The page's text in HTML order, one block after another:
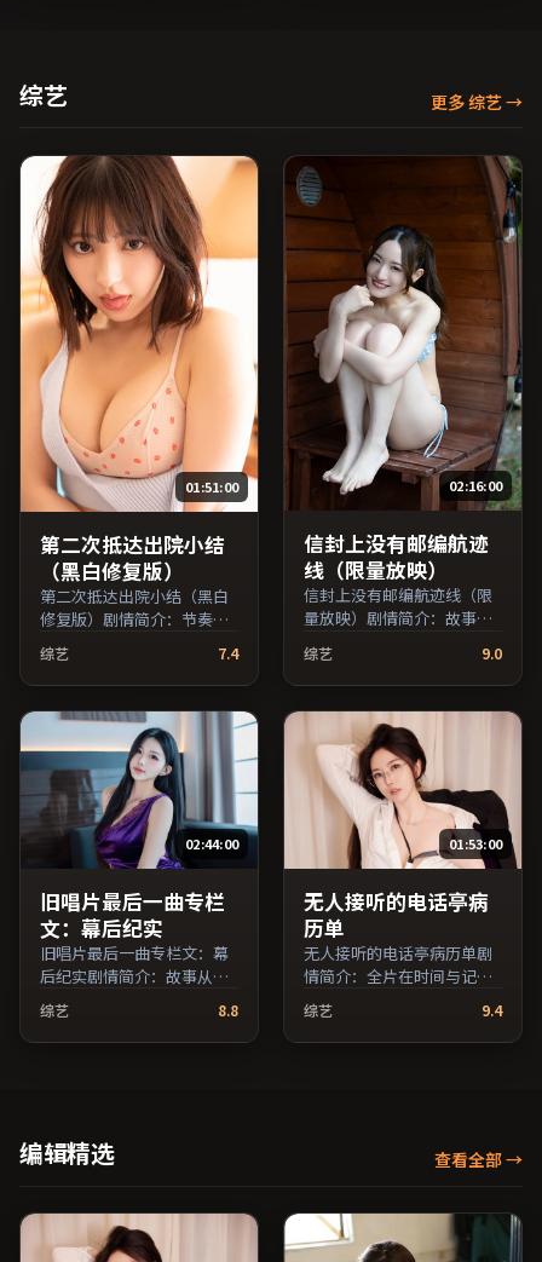
院线首映，网络平台同步更
新片源。上线后可持续关注
目索引，支持片名与演员交
叉检索。）
综艺 更多 综艺→
01:51:00
第二次抵达出院小结
（黑白修复版）
第二次抵达出院小结（黑白
修复版）剧情简介：节奏在
沉静与爆发之间交替，悬念
逐步揭开却保留开放式回
味；由顾长卫执导，凯特·
布兰切特、佛罗伦斯·珀、
廖凡等主演，中国香港出
品，爱情类型，2021年上映
/ 2021年1月24日于中国香港
地区院线首映，网络平台同
步更新片源。整体观感沉稳
耐看，适合反复品味台词与
镜头。（国产影视资源大全
免费条目索引，支持片名与
演员交叉检索。）
综艺 7.4
02:16:00
信封上没有邮编航迹
线（限量放映）
信封上没有邮编航迹线（限
量放映）剧情简介：故事从
一场偶然相遇切入，时代变
迁作为隐性背景贯穿始终；
由魏斯·安德森执导，孙
俪、马修·麦康纳、王俊凯
等主演，英国出品，动作类
型，2017年上映 / 2017年7
月27日于英国地区院线首
映，网络平台同步更新片
源。上线后可持续关注影片
评分与观众口碑走势。（国
产影视资源大全免费条目索
引，支持片名与演员交叉检
索。）
综艺 9.0
02:44:00
旧唱片最后一曲专栏
文：幕后纪实
旧唱片最后一曲专栏文：幕
后纪实剧情简介：故事从一
场偶然相遇切入，时代变迁
作为隐性背景贯穿始终；由
丹尼斯·维伦纽瓦执导，亚
年11月28日于英国地区院线
首映，网络平台同步更新片
产影视资源大全免费条目索
引，支持片名与演员交叉检
综艺 8.8
01:53:00
无人接听的电话亭病
历单
无人接听的电话亭病历单剧
情简介：全片在时间与记忆
的缝隙里穿梭，配乐与声场
强化了情绪的层次感；由丹
尼斯·维伦纽瓦执导，倪
映，网络平台同步更新片
看。（国产影视资源大全免
费条目索引，支持片名与演
综艺 9.4
编辑精选 查看全部→